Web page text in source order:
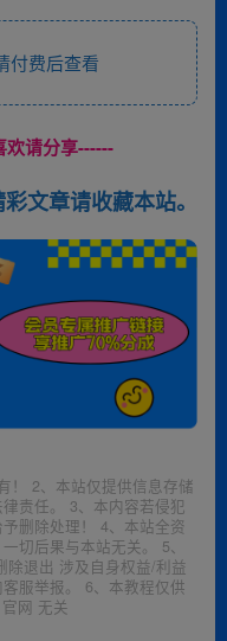
付费后查看
欢请分享------
文章请收藏本站。
！ 2、本站仅提供信息存储
责任。 3、本内容若侵犯
删除处理！ 4、本站全资
切后果与本站无关。 5、
除退出 涉及自身权益/利益
服举报。 6、本教程仅供
网 无关